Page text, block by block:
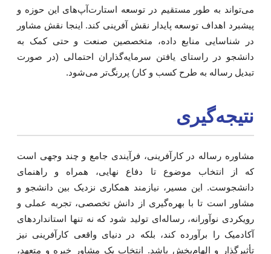
به طور مستقیم در توسعه استارت‌آپ‌های این حوزه و
اهداف توسعه پایدار نقش آفرینی کند. اینجا نقش مشاور
شناسایی منابع داده، متخصصین صنعت و حتی کمک به
در راستای یافتن سرمایه‌گذاران احتمالی (در صورت
رساله به طرح کسب و کار) پررنگ‌تر می‌شود.
رساله در کارآفرینی، فرآیندی جامع و چند وجهی است
از انتخاب موضوع تا دفاع نهایی، همراه و راهنمای
این مسیر، نیازمند همکاری نزدیک بین دانشجو و
است تا با بهره‌گیری از دانش تخصصی، تجربه عملی و
نوآورانه، رساله‌ای تولید شود که نه تنها استانداردهای
را برآورده کند، بلکه در دنیای واقعی کارآفرینی نیز
و الهام‌بخش باشد. انتخاب یک مشاور خبره و متعهد،